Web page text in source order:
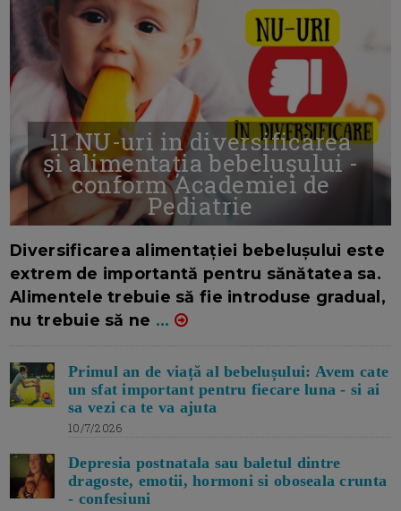
11 NU-uri in diversificarea
și alimentația bebelușului -
conform Academiei de
Pediatrie
Diversificarea alimentației bebelușului este
extrem de importantă pentru sănătatea sa.
Alimentele trebuie să fie introduse gradual,
nu trebuie să ne ...
Primul an de viață al bebelușului: Avem cate
un sfat important pentru fiecare luna - si ai
sa vezi ca te va ajuta
10/7/2026
Depresia postnatala sau baletul dintre
dragoste, emotii, hormoni si oboseala crunta
- confesiuni